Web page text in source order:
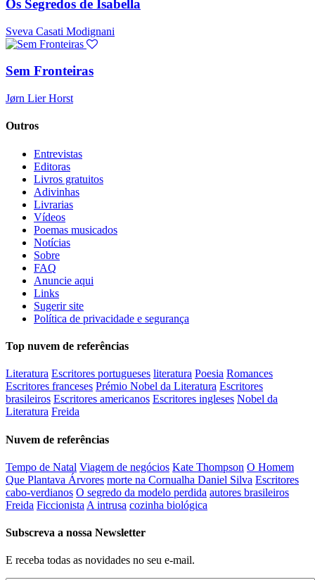
Os Segredos de Isabella
Sveva Casati Modignani
Sem Fronteiras
Jørn Lier Horst
Outros
Entrevistas
Editoras
Livros gratuitos
Adivinhas
Livrarias
Vídeos
Poemas musicados
Notícias
Sobre
FAQ
Anuncie aqui
Links
Sugerir site
Política de privacidade e segurança
Top nuvem de referências
Literatura Escritores portugueses literatura Poesia Romances
Escritores franceses Prémio Nobel da Literatura Escritores
brasileiros Escritores americanos Escritores ingleses Nobel da
Literatura Freida
Nuvem de referências
Tempo de Natal Viagem de negócios Kate Thompson O Homem
Que Plantava Árvores morte na Cornualha Daniel Silva Escritores
cabo-verdianos O segredo da modelo perdida autores brasileiros
Freida Ficcionista A intrusa cozinha biológica
Subscreva a nossa Newsletter
E receba todas as novidades no seu e-mail.